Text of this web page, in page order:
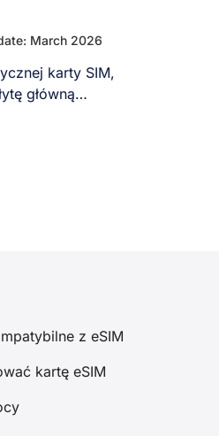
March 2026
karty SIM,
główną
z eSIM
kartę eSIM